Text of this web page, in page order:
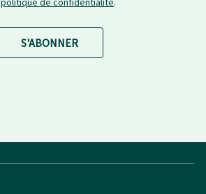
S'ABONNER